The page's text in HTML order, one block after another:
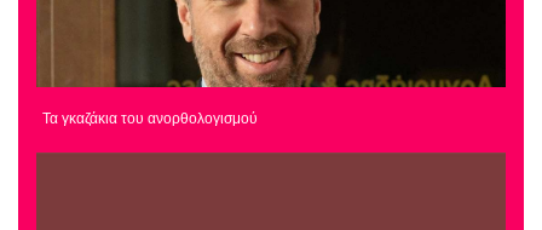
Τα γκαζάκια του ανορθολογισμού